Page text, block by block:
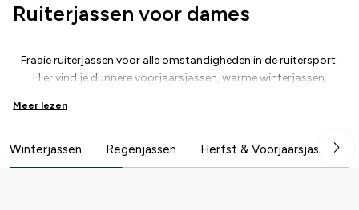
Ruiterjassen voor dames
Fraaie ruiterjassen voor alle omstandigheden in de ruitersport.
Hier vind je dunnere voorjaarsjassen, warme winterjassen,
je nieuwe, fraaie ruiterjas bij ons. Hööks heeft een groot
buitenritten in het bos. Welke jas kies jij?
Meer lezen
Winterjassen Regenjassen Herfst & Voorjaarsjassen